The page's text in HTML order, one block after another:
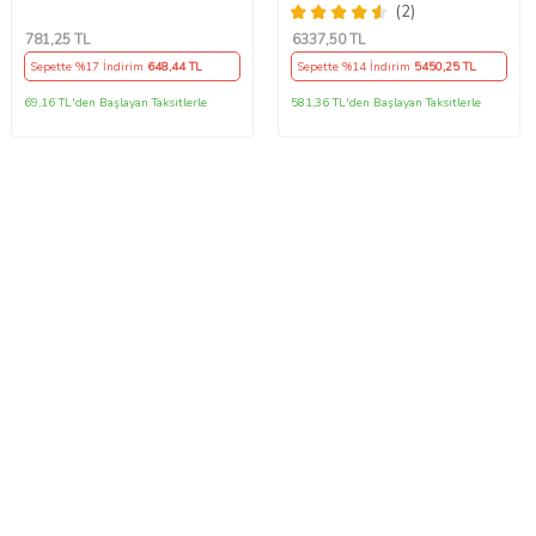
781,25 TL
Sepette %17 İndirim 648,44 TL
69,16 TL'den Başlayan Taksitlerle
Ayak Seti
(2)
6337,50 TL
Sepette %14 İndirim 5450,25 TL
581,36 TL'den Başlayan Taksitlerle